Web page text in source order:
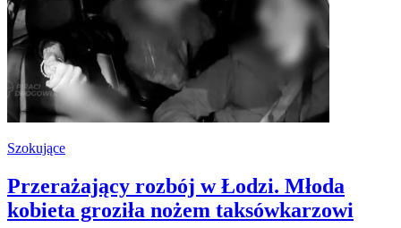
Szokujące
Przerażający rozbój w Łodzi. Młoda
kobieta groziła nożem taksówkarzowi